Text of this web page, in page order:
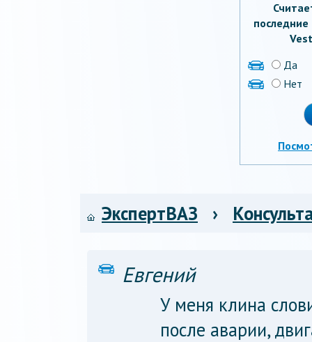
Да
Нет
ЭкспертВАЗ ›
Евгений
У меня клина
после аварии,